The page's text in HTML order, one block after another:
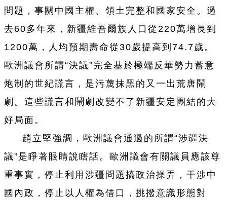
問題，事關中國主權、領土完整和國家安全。過
去60多年來，新疆維吾爾族人口從220萬增長到
1200萬，人均預期壽命從30歲提高到74.7歲。
歐洲議會所謂“決議”完全基於極端反華勢力蓄意
炮制的世紀謊言，是污蔑抹黑的又一出荒唐鬧
劇。這些謊言和鬧劇改變不了新疆安定團結的大
好局面。
趙立堅強調，歐洲議會通過的所謂“涉疆決
議”是睜著眼睛說瞎話。歐洲議會有關議員應該尊
重事實，停止利用涉疆問題搞政治操弄，干涉中
國內政，停止以人權為借口，挑撥意識形態對